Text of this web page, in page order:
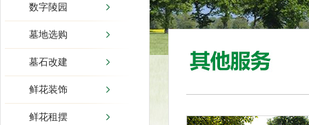
数字陵园
墓地选购
墓石改建
鲜花装饰
鲜花租摆